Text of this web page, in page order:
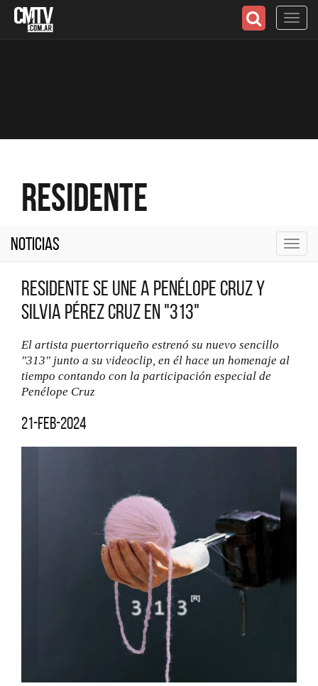
Residente
Noticias
Residente se une a Penélope Cruz y
Silvia Pérez Cruz en "313"
El artista puertorriqueño estrenó su nuevo sencillo
"313" junto a su videoclip, en él hace un homenaje al
tiempo contando con la participación especial de
Penélope Cruz
21-feb-2024